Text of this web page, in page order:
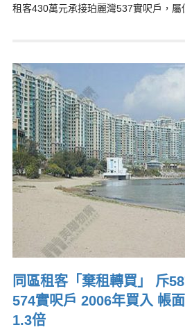
租客430萬元承接珀麗灣537實呎戶，
同區租客「棄租轉買」 斥
574實呎戶 2006年買入 帳
1.3倍